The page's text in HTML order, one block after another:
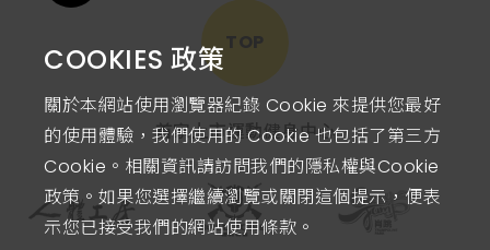
TOP
首家上市運動健身中心
COOKIES 政策
關於本網站使用瀏覽器紀錄 Cookie 來提供您最好
的使用體驗，我們使用的 Cookie 也包括了第三方
Cookie。相關資訊請訪問我們的隱私權與Cookie
政策。如果您選擇繼續瀏覽或關閉這個提示，便表
示您已接受我們的網站使用條款。